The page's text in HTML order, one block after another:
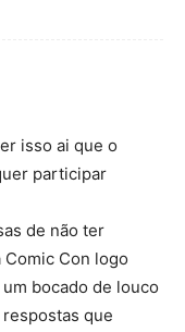
isso ai que o
participar
de não ter
Comic Con logo
bocado de louco
que